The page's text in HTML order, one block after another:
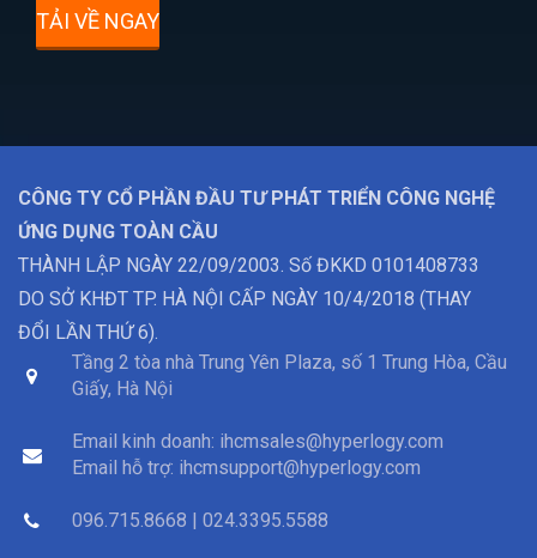
TẢI VỀ NGAY
CÔNG TY CỔ PHẦN ĐẦU TƯ PHÁT TRIỂN CÔNG NGHỆ
ỨNG DỤNG TOÀN CẦU
THÀNH LẬP NGÀY 22/09/2003. Số ĐKKD 0101408733
DO SỞ KHĐT TP. HÀ NỘI CẤP NGÀY 10/4/2018 (THAY
ĐỔI LẦN THỨ 6).
Tầng 2 tòa nhà Trung Yên Plaza, số 1 Trung Hòa, Cầu
Giấy, Hà Nội
Email kinh doanh: ihcmsales@hyperlogy.com
Email hỗ trợ: ihcmsupport@hyperlogy.com
096.715.8668 | 024.3395.5588